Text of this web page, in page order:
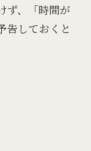
ず、「時間が
告しておくと